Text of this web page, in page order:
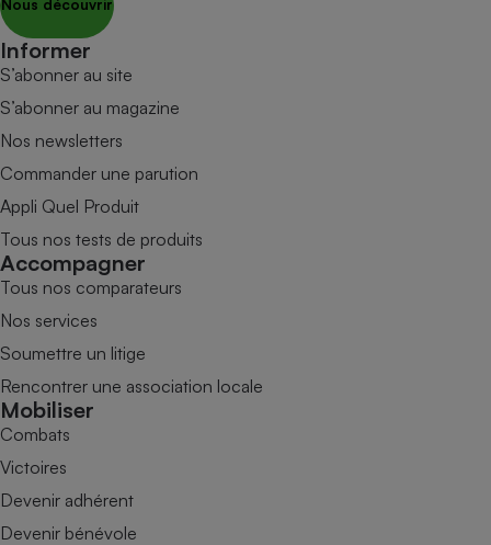
Nous découvrir
Informer
S’abonner au site
S’abonner au magazine
Nos newsletters
Commander une parution
Appli Quel Produit
Tous nos tests de produits
Accompagner
Tous nos comparateurs
Nos services
Soumettre un litige
Rencontrer une association locale
Mobiliser
Combats
Victoires
Devenir adhérent
Devenir bénévole